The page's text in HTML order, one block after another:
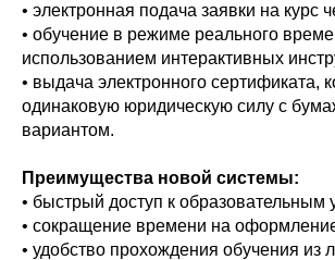
• электронная подача заявки на курс
• обучение в режиме реального
использованием интерактивных
• выдача электронного сертификата,
одинаковую юридическую силу с
вариантом.
Преимущества новой системы:
• быстрый доступ к образовательным
• сокращение времени на
• удобство прохождения обучения из